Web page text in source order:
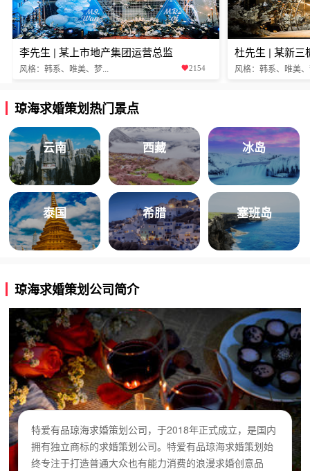
李先生 | 某上市地产集团运营总监
风格：韩系、唯美、梦... 2154
杜先生 | 某新三
风格：韩系、唯美
琼海求婚策划热门景点
云南 西藏 冰岛
泰国 希腊 塞班岛
琼海求婚策划公司简介
特爱有品琼海求婚策划公司，于2018年正式成立，是国内
拥有独立商标的求婚策划公司。特爱有品琼海求婚策划始
终专注于打造普通大众也有能力消费的浪漫求婚创意品